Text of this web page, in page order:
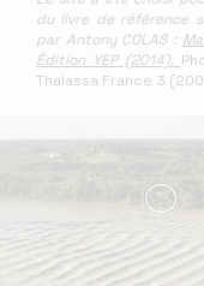
du livre de référence
par Antony COLAS :
Édition YEP (2014).
Thalassa France 3